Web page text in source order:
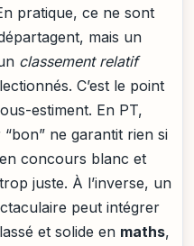
pratique, ce ne sont
mais un
classement relatif
C’est le point
estiment. En PT,
ne garantit rien si
concours blanc et
juste. À l’inverse, un
peut intégrer
et solide en maths,